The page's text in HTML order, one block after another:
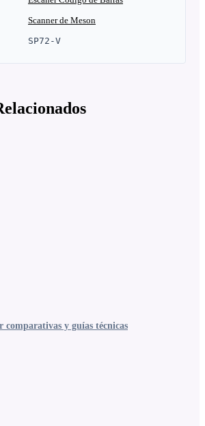
Scanner de Meson
SP72-V
comparativas y guías técnicas